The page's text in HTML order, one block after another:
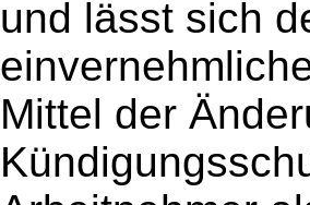
und lässt sich
Mittel der